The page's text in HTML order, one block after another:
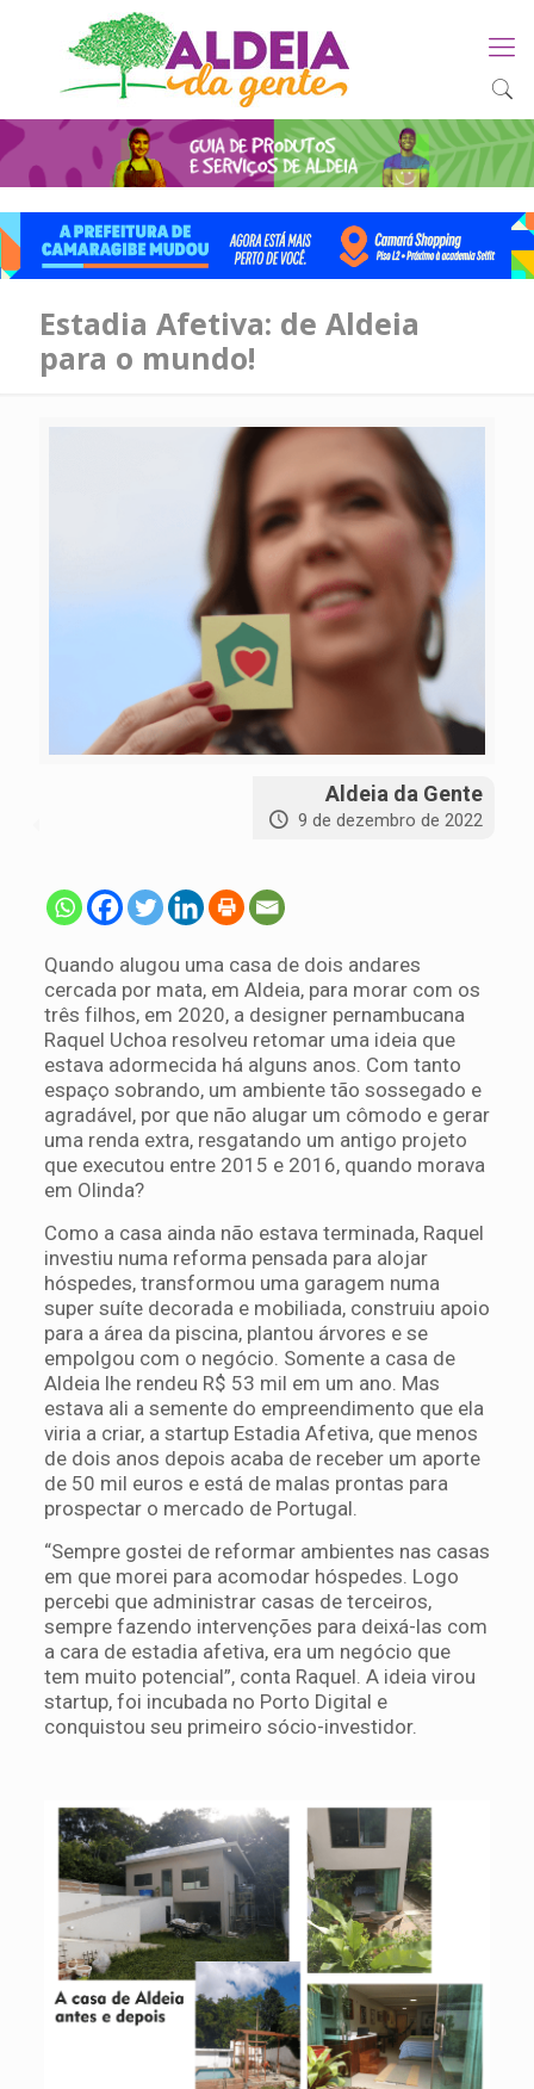
Estadia Afetiva: de Aldeia
para o mundo!
Aldeia da Gente
9 de dezembro de 2022
Quando alugou uma casa de dois andares
cercada por mata, em Aldeia, para morar com os
três filhos, em 2020, a designer pernambucana
Raquel Uchoa resolveu retomar uma ideia que
estava adormecida há alguns anos. Com tanto
espaço sobrando, um ambiente tão sossegado e
agradável, por que não alugar um cômodo e gerar
uma renda extra, resgatando um antigo projeto
que executou entre 2015 e 2016, quando morava
em Olinda?
Como a casa ainda não estava terminada, Raquel
investiu numa reforma pensada para alojar
hóspedes, transformou uma garagem numa
super suíte decorada e mobiliada, construiu apoio
para a área da piscina, plantou árvores e se
empolgou com o negócio. Somente a casa de
Aldeia lhe rendeu R$ 53 mil em um ano. Mas
estava ali a semente do empreendimento que ela
viria a criar, a startup Estadia Afetiva, que menos
de dois anos depois acaba de receber um aporte
de 50 mil euros e está de malas prontas para
prospectar o mercado de Portugal.
“Sempre gostei de reformar ambientes nas casas
em que morei para acomodar hóspedes. Logo
percebi que administrar casas de terceiros,
sempre fazendo intervenções para deixá-las com
a cara de estadia afetiva, era um negócio que
tem muito potencial”, conta Raquel. A ideia virou
startup, foi incubada no Porto Digital e
conquistou seu primeiro sócio-investidor.